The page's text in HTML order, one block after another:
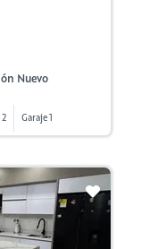
Nuevo
2 Garaje 1